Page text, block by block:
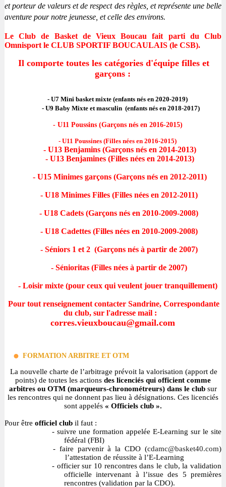
et porteur de valeurs et de respect des règles, et représente une belle
aventure pour notre jeunesse, et celle des environs.
Le Club de Basket de Vieux Boucau fait parti du Club
Omnisport le CLUB SPORTIF BOUCAULAIS (le CSB).
Il comporte toutes les catégories d'équipe filles et
garçons :
- U7 Mini basket mixte (enfants nés en 2020-2019)
- U9 Baby Mixte et masculin (enfants nés en 2018-2017)
- U11 Poussins (Garçons nés en 2016-2015)
- U11 Poussines (Filles nées en 2016-2015)
- U13 Benjamins (Garçons nés en 2014-2013)
- U13 Benjamines (Filles nées en 2014-2013)
- U15 Minimes garçons (Garçons nés en 2012-2011)
- U18 Minimes Filles (Filles nées en 2012-2011)
- U18 Cadets (Garçons nés en 2010-2009-2008)
- U18 Cadettes (Filles nées en 2010-2009-2008)
- Séniors 1 et 2 (Garçons nés à partir de 2007)
- Sénioritas (Filles nées à partir de 2007)
- Loisir mixte (pour ceux qui veulent jouer tranquillement)
Pour tout renseignement contacter Sandrine, Correspondante
du club, sur l'adresse mail :
corres.vieuxboucau@gmail.com
FORMATION ARBITRE ET OTM
La nouvelle charte de l’arbitrage prévoit la valorisation (apport de
points) de toutes les actions des licenciés qui officient comme
arbitres ou OTM (marqueurs-chronométreurs) dans le club sur
les rencontres qui ne donnent pas lieu à désignations. Ces licenciés
sont appelés « Officiels club ».
Pour être officiel club il faut :
- suivre une formation appelée E-Learning sur le site
fédéral (FBI)
- faire parvenir à la CDO (cdamc@basket40.com)
l’attestation de réussite à l’E-Learning
- officier sur 10 rencontres dans le club, la validation
officielle intervenant à l’issue des 5 premières
rencontres (validation par la CDO).